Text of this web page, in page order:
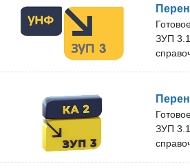
ЗУП
ЗУП